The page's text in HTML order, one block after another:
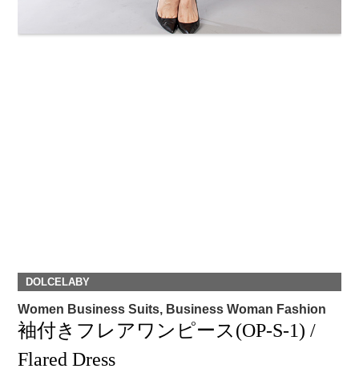
DOLCELABY
Women Business Suits, Business Woman Fashion
袖付きフレアワンピース(OP-S-1) /
Flared Dress